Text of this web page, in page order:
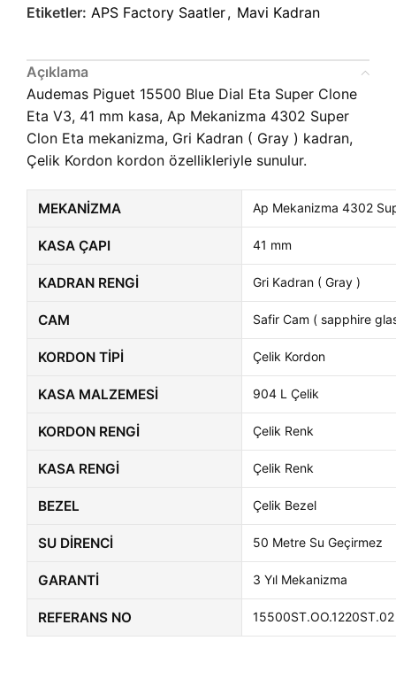
Etiketler: APS Factory Saatler, Mavi Kadran
Açıklama
Audemas Piguet 15500 Blue Dial Eta Super Clone
Eta V3, 41 mm kasa, Ap Mekanizma 4302 Super
Clon Eta mekanizma, Gri Kadran ( Gray ) kadran,
Çelik Kordon kordon özellikleriyle sunulur.
MEKANIZMA Ap Mekanizma 4302
KASA ÇAPI 41 mm
KADRAN RENGI Gri Kadran ( Gray )
CAM Safir Cam ( sapphire
KORDON TIPI Çelik Kordon
KASA MALZEMESI 904 L Çelik
KORDON RENGI Çelik Renk
KASA RENGI Çelik Renk
BEZEL Çelik Bezel
SU DIRENCI 50 Metre Su Geçirmez
GARANTI 3 Yıl Mekanizma
REFERANS NO 15500ST.OO.1220ST.02